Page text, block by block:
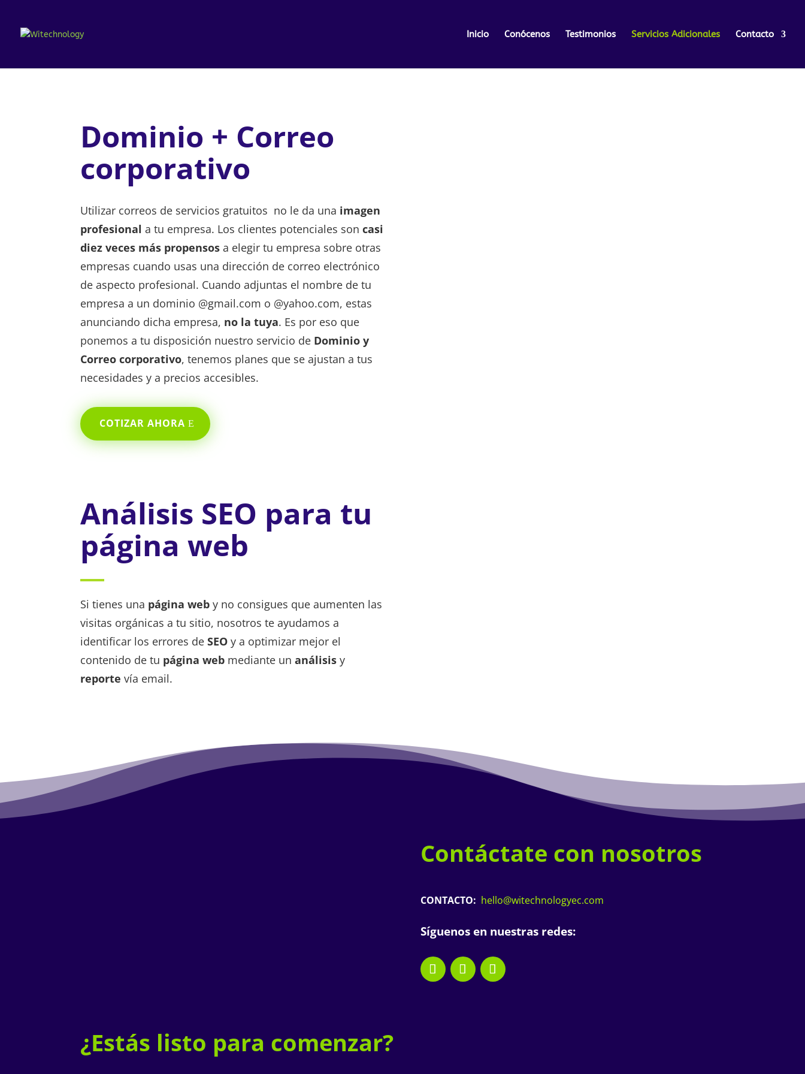
Inicio Conócenos Testimonios Servicios Adicionales Contacto
Dominio + Correo
corporativo
Utilizar correos de servicios gratuitos no le da una imagen
profesional a tu empresa. Los clientes potenciales son casi
diez veces más propensos a elegir tu empresa sobre otras
empresas cuando usas una dirección de correo electrónico
de aspecto profesional. Cuando adjuntas el nombre de tu
empresa a un dominio @gmail.com o @yahoo.com, estas
anunciando dicha empresa, no la tuya. Es por eso que
ponemos a tu disposición nuestro servicio de Dominio y
Correo corporativo, tenemos planes que se ajustan a tus
necesidades y a precios accesibles.
COTIZAR AHORA
Análisis SEO para tu
página web
Si tienes una página web y no consigues que aumenten las
visitas orgánicas a tu sitio, nosotros te ayudamos a
identificar los errores deSEO y a optimizar mejor el
contenido de tu página web mediante unanálisis y
reporte vía email.
Contáctate con nosotros
CONTACTO: hello@witechnologyec.com
Síguenos en nuestras redes:
¿Estás listo para comenzar?